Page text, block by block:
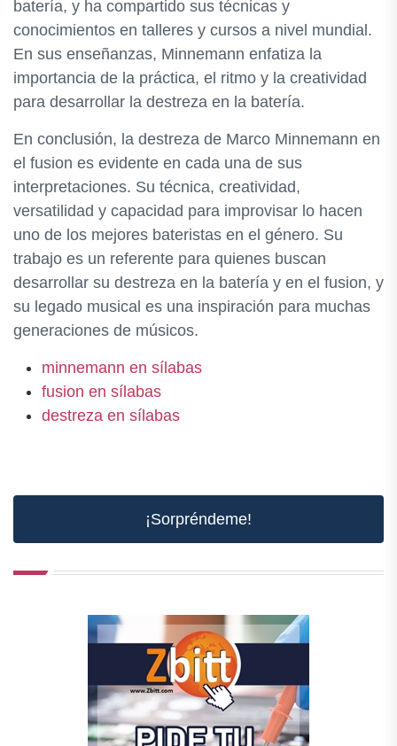
batería, y ha compartido sus técnicas y
conocimientos en talleres y cursos a nivel mundial.
En sus enseñanzas, Minnemann enfatiza la
importancia de la práctica, el ritmo y la creatividad
para desarrollar la destreza en la batería.
En conclusión, la destreza de Marco Minnemann en
el fusion es evidente en cada una de sus
interpretaciones. Su técnica, creatividad,
versatilidad y capacidad para improvisar lo hacen
uno de los mejores bateristas en el género. Su
trabajo es un referente para quienes buscan
desarrollar su destreza en la batería y en el fusion, y
su legado musical es una inspiración para muchas
generaciones de músicos.
minnemann en sílabas
fusion en sílabas
destreza en sílabas
¡Sorpréndeme!